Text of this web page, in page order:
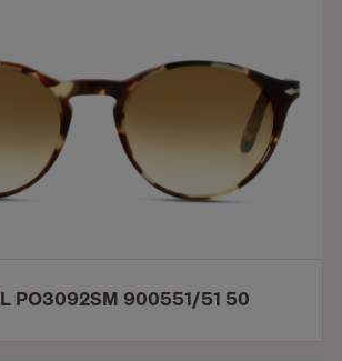
PO3092SM 900551/51 50